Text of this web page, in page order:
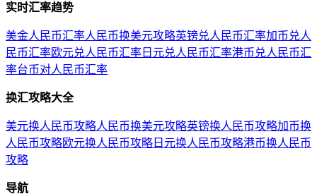
实时汇率趋势
美金人民币汇率人民币换美元攻略英镑兑人民币汇率加币兑人
民币汇率欧元兑人民币汇率 日元兑人民币汇率港币兑人民币汇
率台币对人民币汇率
换汇攻略大全
美元换人民币攻略人民币换美元攻略英镑换人民币攻略加币换
人民币攻略欧元换人民币攻略 日元换人民币攻略港币换人民币
攻略
导航